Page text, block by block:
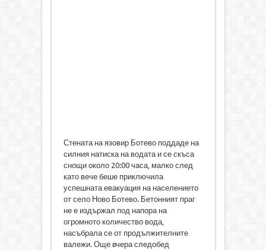
Стената на язовир Ботево поддаде на
силния натиска на водата и се скъса
снощи около 20:00 часа, малко след
като вече беше приключила
успешната евакуация на населението
от село Ново Ботево. Бетонният праг
не е издържал под напора на
огромното количество вода,
насъбрала се от продължителните
валежи. Още вчера следобед